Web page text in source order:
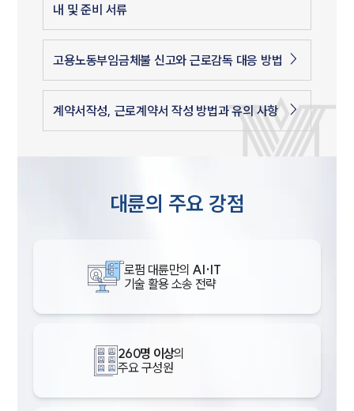
내 및 준비 서류
고용노동부임금체불 신고와 근로감독 대응 방법
계약서작성, 근로계약서 작성 방법과 유의 사항
대륜의 주요 강점
로펌 대륜만의 AI·IT
기술 활용 소송 전략
260명 이상의
주요 구성원